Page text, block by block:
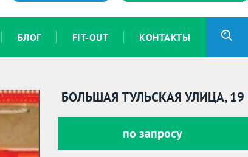
БЛОГ FIT-OUT КОНТАКТЫ
БОЛЬШАЯ ТУЛЬСКАЯ УЛИЦА, 19
по запросу